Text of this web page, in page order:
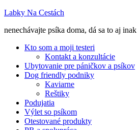
Labky Na Cestách
nenechávajte psíka doma, dá sa to aj inak
Kto som a moji testeri
Kontakt a konzultácie
Ubytovanie pre páničkov a psíkov
Dog friendly podniky
Kaviarne
Reštiky
Podujatia
Výlet so psíkom
Otestované produkty